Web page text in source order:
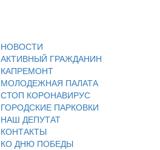
НОВОСТИ
АКТИВНЫЙ ГРАЖДАНИН
КАПРЕМОНТ
МОЛОДЕЖНАЯ ПАЛАТА
СТОП КОРОНАВИРУС
ГОРОДСКИЕ ПАРКОВКИ
НАШ ДЕПУТАТ
КОНТАКТЫ
КО ДНЮ ПОБЕДЫ